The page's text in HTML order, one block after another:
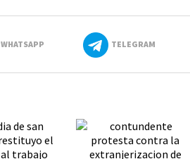
WHATSAPP TELEGRAM